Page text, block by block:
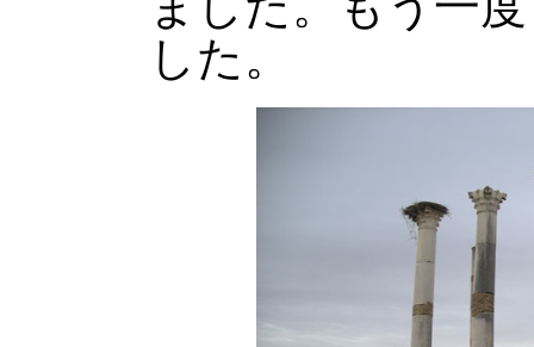
した。